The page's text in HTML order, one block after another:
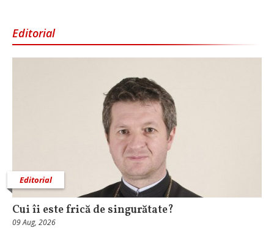
Editorial
Editorial
Cui îi este frică de singurătate?
09 Aug, 2026